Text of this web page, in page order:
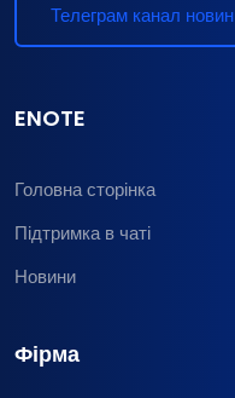
Телеграм канал новин
ENOTE
Головна сторінка
Підтримка в чаті
Новини
Фірма